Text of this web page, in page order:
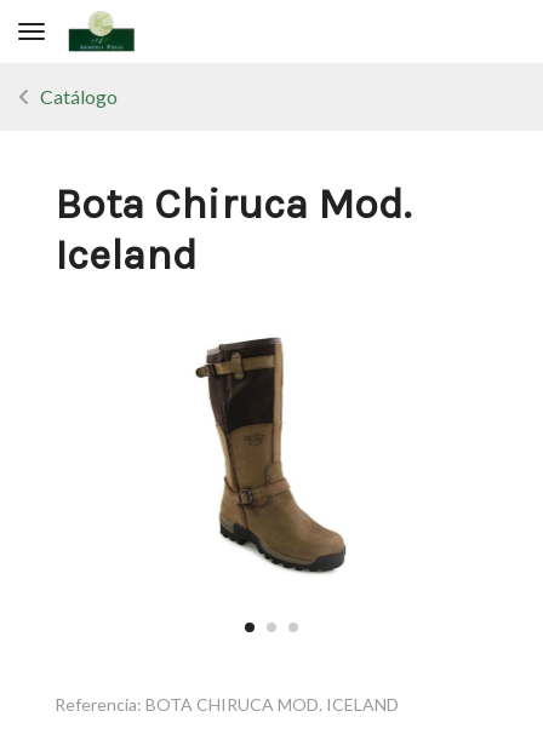
Toggle navigation
Catálogo
Bota Chiruca Mod.
Iceland
Referencia: BOTA CHIRUCA MOD. ICELAND